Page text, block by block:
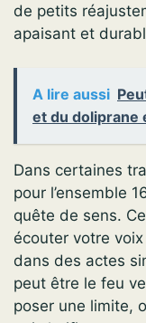
de petits
apaisant et
A lire aussi
et du doliprane
Dans certaines
pour l’ensemble
quête de sens.
écouter votre
dans des actes
peut être le feu
poser une limite,